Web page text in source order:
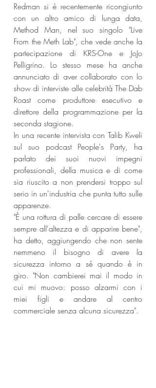
Redman si è recentemente ricongiunto
con un altro amico di lunga data,
Method Man, nel suo singolo "Live
From the Meth Lab", che vede anche la
partecipazione di KRS-One e JoJo
Pelligrino. Lo stesso mese ha anche
annunciato di aver collaborato con lo
show di interviste alle celebrità The Dab
Roast come produttore esecutivo e
direttore della programmazione per la
seconda stagione.
In una recente intervista con Talib Kweli
sul suo podcast People's Party, ha
parlato dei suoi nuovi impegni
professionali, della musica e di come
sia riuscito a non prendersi troppo sul
serio in un'industria che punta tutto sulle
apparenze.
"È una rottura di palle cercare di essere
sempre all'altezza e di apparire bene",
ha detto, aggiungendo che non sente
nemmeno il bisogno di avere la
sicurezza intorno a sé quando è in
giro. "Non cambierei mai il modo in
cui mi muovo: posso alzarmi con i
miei figli e andare al centro
commerciale senza alcuna sicurezza".